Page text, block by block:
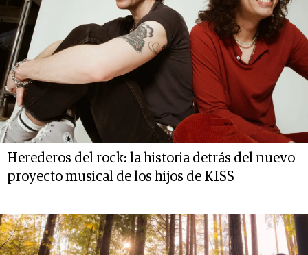
Herederos del rock: la historia detrás del nuevo
proyecto musical de los hijos de KISS